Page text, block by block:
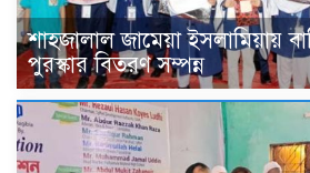
শাহজালাল জামেয়া ইসলামিয়ায়
পুরস্কার বিতরণ সম্পন্ন